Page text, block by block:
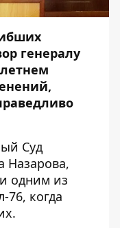
генералу
Суд
Назарова,
одним из
76, когда